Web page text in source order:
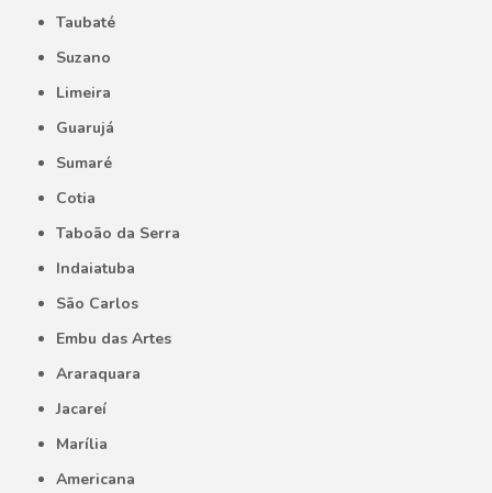
Taubaté
Suzano
Limeira
Guarujá
Sumaré
Cotia
Taboão da Serra
Indaiatuba
São Carlos
Embu das Artes
Araraquara
Jacareí
Marília
Americana